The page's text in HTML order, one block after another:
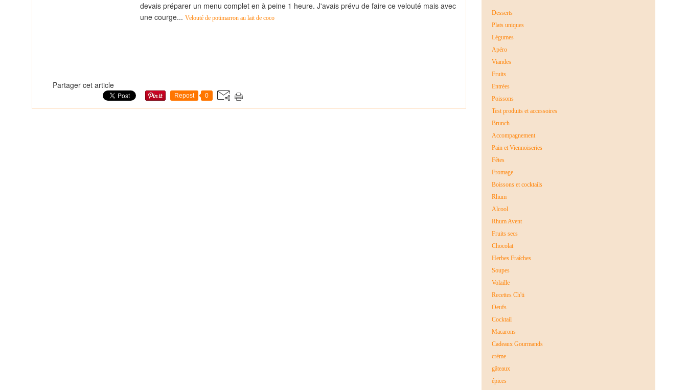
devais préparer un menu complet en à peine 1 heure. J'avais prévu de faire ce velouté mais avec
une courge... Velouté de potimarron au lait de coco
Partager cet article
Repost 0
Desserts
Plats uniques
Légumes
Apéro
Viandes
Fruits
Entrées
Poissons
Test produits et accessoires
Brunch
Accompagnement
Pain et Viennoiseries
Fêtes
Fromage
Boissons et cocktails
Rhum
Alcool
Rhum Avent
Fruits secs
Chocolat
Herbes Fraîches
Soupes
Volaille
Recettes Ch'ti
Oeufs
Cocktail
Macarons
Cadeaux Gourmands
crème
gâteaux
épices